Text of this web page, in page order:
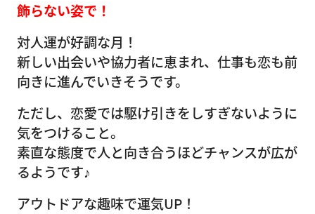
飾らない姿で！
対人運が好調な月！
新しい出会いや協力者に恵まれ、仕事も恋も前
向きに進んでいきそうです。
ただし、恋愛では駆け引きをしすぎないように
気をつけること。
素直な態度で人と向き合うほどチャンスが広が
るようです♪
アウトドアな趣味で運気UP！